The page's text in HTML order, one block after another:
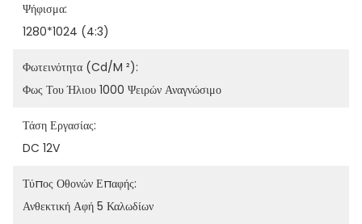
Ψήφισμα:
1280*1024 (4:3)
Φωτεινότητα (cd/m ²):
Φως Του Ήλιου 1000 Ψειρών Αναγνώσιμο
Τάση Εργασίας:
DC 12V
Τύπος Οθονών Επαφής:
Ανθεκτική Αφή 5 Καλωδίων